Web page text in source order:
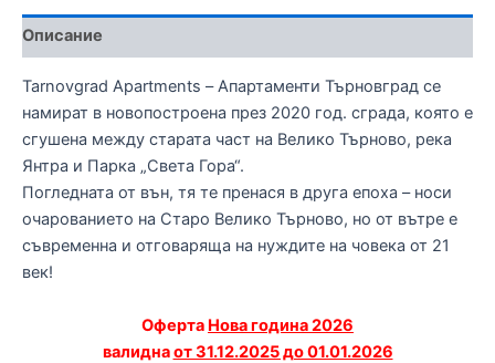
Описание
Tarnovgrad Apartments – Апартаменти Търновград се
намират в новопостроена през 2020 год. сграда, която е
сгушена между старата част на Велико Търново, река
Янтра и Парка „Света Гора“.
Погледната от вън, тя те пренася в друга епоха – носи
очарованието на Старо Велико Търново, но от вътре е
съвременна и отговаряща на нуждите на човека от 21
век!
Оферта Нова година 2026
валиднаот 31.12.2025 до 01.01.2026